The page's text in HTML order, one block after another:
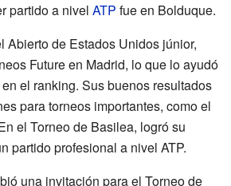
partido a nivel ATP fue en Bolduque.
Abierto de Estados Unidos júnior,
Future en Madrid, lo que lo ayudó
el ranking. Sus buenos resultados
para torneos importantes, como el
el Torneo de Basilea, logró su
partido profesional a nivel ATP.
una invitación para el Torneo de